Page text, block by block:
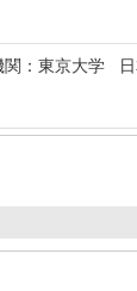
関：東京大学